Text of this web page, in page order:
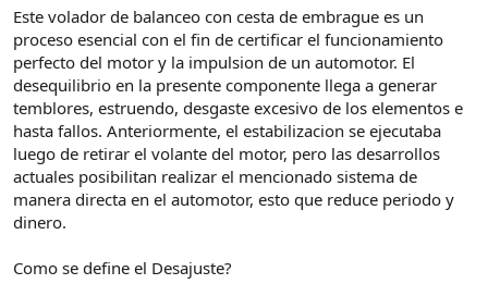
Este volador de balanceo con cesta de embrague es un
proceso esencial con el fin de certificar el funcionamiento
perfecto del motor y la impulsion de un automotor. El
desequilibrio en la presente componente llega a generar
temblores, estruendo, desgaste excesivo de los elementos e
hasta fallos. Anteriormente, el estabilizacion se ejecutaba
luego de retirar el volante del motor, pero las desarrollos
actuales posibilitan realizar el mencionado sistema de
manera directa en el automotor, esto que reduce periodo y
dinero.
Como se define el Desajuste?